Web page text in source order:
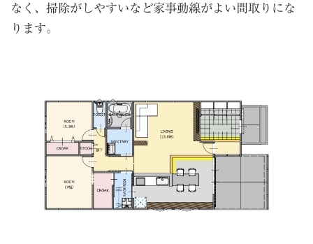
なく、掃除がしやすいなど家事動線がよい間取りにな
ります。